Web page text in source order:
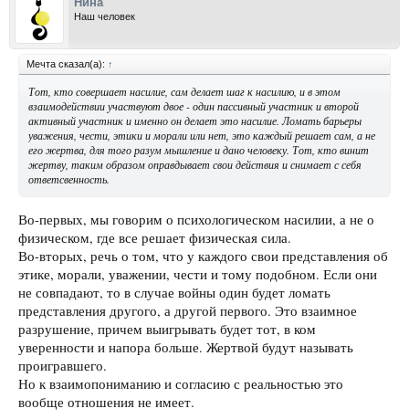
Наш человек
Мечта сказал(а): ↑
Тот, кто совершает насилие, сам делает шаг к насилию, и в этом
взаимодействии участвуют двое - один пассивный участник и второй
активный участник и именно он делает это насилие. Ломать барьеры
уважения, чести, этики и морали или нет, это каждый решает сам, а не
его жертва, для того разум мышление и дано человеку. Тот, кто винит
жертву, таким образом оправдывает свои действия и снимает с себя
ответсвенность.
Во-первых, мы говорим о психологическом насилии, а не о
физическом, где все решает физическая сила.
Во-вторых, речь о том, что у каждого свои представления об
этике, морали, уважении, чести и тому подобном. Если они
не совпадают, то в случае войны один будет ломать
представления другого, а другой первого. Это взаимное
разрушение, причем выигрывать будет тот, в ком
уверенности и напора больше. Жертвой будут называть
проигравшего.
Но к взаимопониманию и согласию с реальностью это
вообще отношения не имеет.